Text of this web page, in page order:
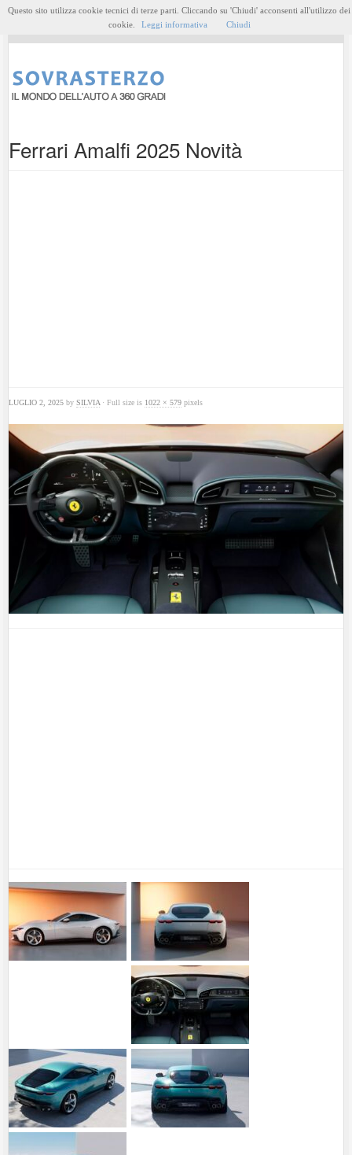
Ferrari Amalfi 2025 Novità
LUGLIO 2, 2025 bySILVIA · Full size is 1022 × 579 pixels
Questo sito utilizza cookie tecnici di terze parti. Cliccando su 'Chiudi' acconsenti all'utilizzo dei
cookie.
Leggi informativa Chiudi